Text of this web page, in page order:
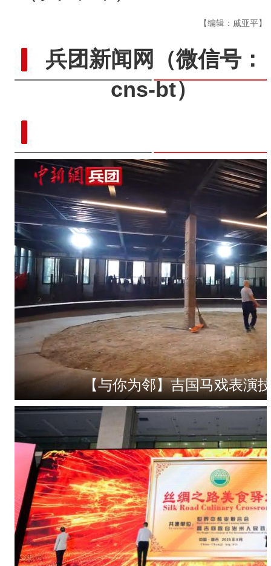
【编辑：戚亚平】
兵团新闻网
（微信号：
cns-bt）
【与你为邻】吉国马戏表演